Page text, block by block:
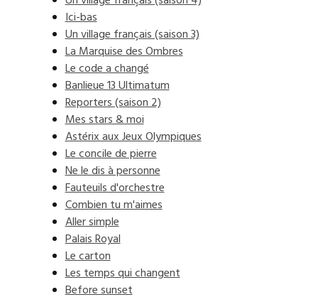
Ici-bas
Un village français (saison 3)
La Marquise des Ombres
Le code a changé
Banlieue 13 Ultimatum
Reporters (saison 2)
Mes stars & moi
Astérix aux Jeux Olympiques
Le concile de pierre
Ne le dis à personne
Fauteuils d'orchestre
Combien tu m'aimes
Aller simple
Palais Royal
Le carton
Les temps qui changent
Before sunset